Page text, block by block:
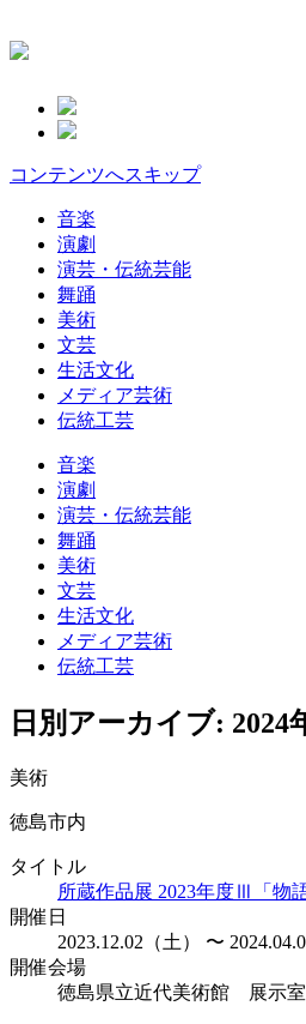
コンテンツへスキップ
音楽
演劇
演芸・伝統芸能
舞踊
美術
文芸
生活文化
メディア芸術
伝統工芸
音楽
演劇
演芸・伝統芸能
舞踊
美術
文芸
生活文化
メディア芸術
伝統工芸
日別アーカイブ: 2024
美術
徳島市内
タイトル
所蔵作品展 2023年度Ⅲ「物
開催日
2023.12.02（土） 〜
開催会場
徳島県立近代美術館 展示室